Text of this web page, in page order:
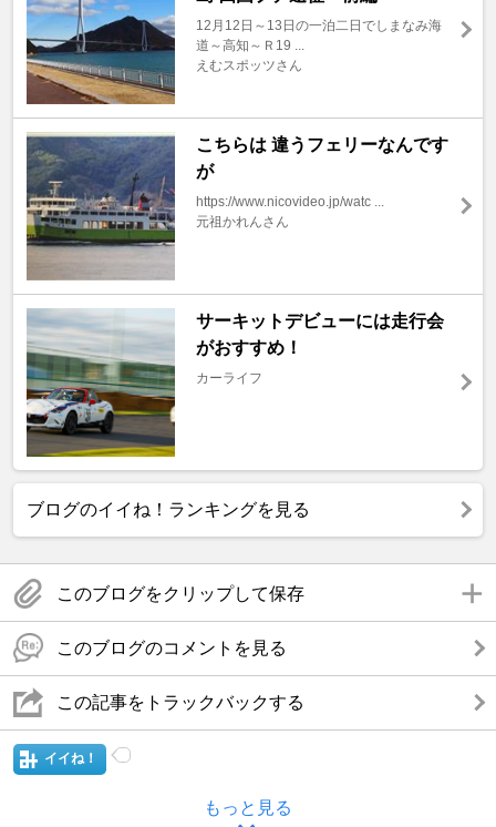
12月12日～13日の一泊二日でしまなみ海
道～高知～Ｒ19 ...
えむスポッツさん
こちらは 違うフェリーなんです
が
https://www.nicovideo.jp/watc ...
元祖かれんさん
サーキットデビューには走行会
がおすすめ！
カーライフ
ブログのイイね！ランキングを見る
このブログをクリップして保存
このブログのコメントを見る
この記事をトラックバックする
イイね！
もっと見る